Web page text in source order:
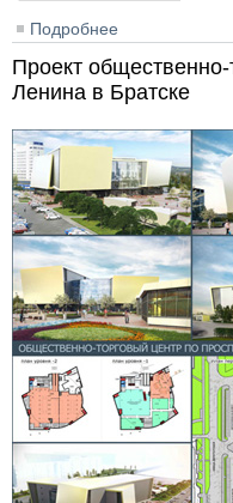
Подробнее
Проект общественно-
Ленина в Братске